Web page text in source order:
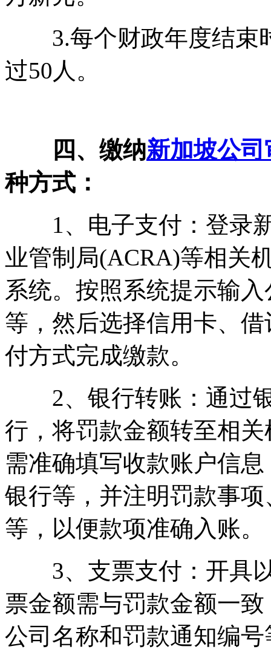
3.每个财政年度结束
过50人。
四、缴纳新加坡公
种方式：
1、电子支付：登录新
业管制局(ACRA)等相关
系统。按照系统提示输
等，然后选择信用卡、
付方式完成缴款。
2、银行转账：通过银
行，将罚款金额转至相
需准确填写收款账户信
银行等，并注明罚款事
等，以便款项准确入账。
3、支票支付：开具以
票金额需与罚款金额一
公司名称和罚款通知编